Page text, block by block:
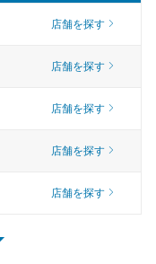
店舗を探す
店舗を探す
店舗を探す
店舗を探す
店舗を探す